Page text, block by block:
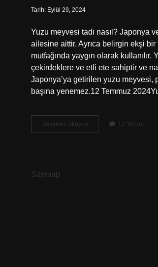
Tarih: Eylül 29, 2024
Yuzu meyvesi tadı nasıl? Japonya
ailesine aittir. Ayrıca belirgin ekşi
mutfağında yaygın olarak
çekirdeklere ve etli ete sahiptir ve
Japonya’ya getirilen yuzu meyvesi,
başına yenemez.12 Temmuz
Devamını okuyun
Ne
12 Yorum
Sitemap